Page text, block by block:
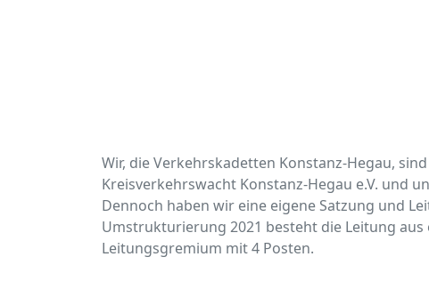
Wir, die Verkehrskadetten Konstanz-Hegau,
Kreisverkehrswacht Konstanz-Hegau e.V. und
Dennoch haben wir eine eigene Satzung und
Umstrukturierung 2021 besteht die Leitung aus
Leitungsgremium mit 4 Posten.